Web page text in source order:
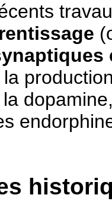
travaux
la